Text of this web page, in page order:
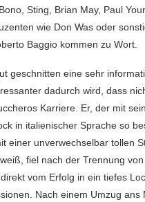
Sting, Brian May, Paul
wie Don Was oder
Baggio kommen zu Wort.
geschnitten eine sehr
dadurch wird, dass
Karriere. Er, der mit
in italienischer Sprache so
einer unverwechselbar tollen
fiel nach der Trennung
vom Erfolg in ein tiefes
Nach einem Umzug ans